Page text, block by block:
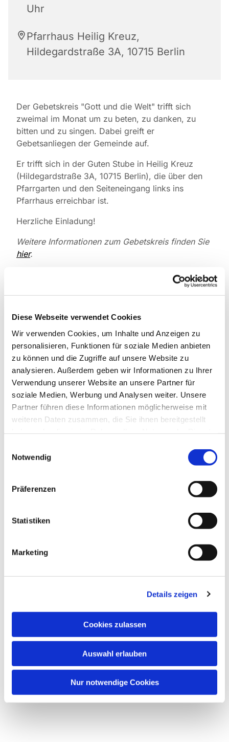
Diese Webseite verwendet Cookies
Wir verwenden Cookies, um Inhalte und Anzeigen zu
personalisieren, Funktionen für soziale Medien anbieten
zu können und die Zugriffe auf unsere Website zu
analysieren. Außerdem geben wir Informationen zu Ihrer
Verwendung unserer Website an unsere Partner für
soziale Medien, Werbung und Analysen weiter. Unsere
Partner führen diese Informationen möglicherweise mit
weiteren Daten zusammen, die Sie ihnen bereitgestellt
Notwendig
Präferenzen
Statistiken
Marketing
Details zeigen
Cookies zulassen
Auswahl erlauben
Nur notwendige Cookies
Uhr
Pfarrhaus Heilig Kreuz,
Hildegardstraße 3A, 10715 Berlin
Der Gebetskreis "Gott und die Welt" trifft sich
zweimal im Monat um zu beten, zu danken, zu
bitten und zu singen. Dabei greift er
Gebetsanliegen der Gemeinde auf.
Er trifft sich in der Guten Stube in Heilig Kreuz
(Hildegardstraße 3A, 10715 Berlin), die über den
Pfarrgarten und den Seiteneingang links ins
Pfarrhaus erreichbar ist.
Herzliche Einladung!
Weitere Informationen zum Gebetskreis finden Sie
hier.
Dies könnte Sie auch